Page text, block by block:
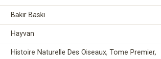
Bakır Baskı
Hayvan
Histoire Naturelle Des Oiseaux, Tome Premier,